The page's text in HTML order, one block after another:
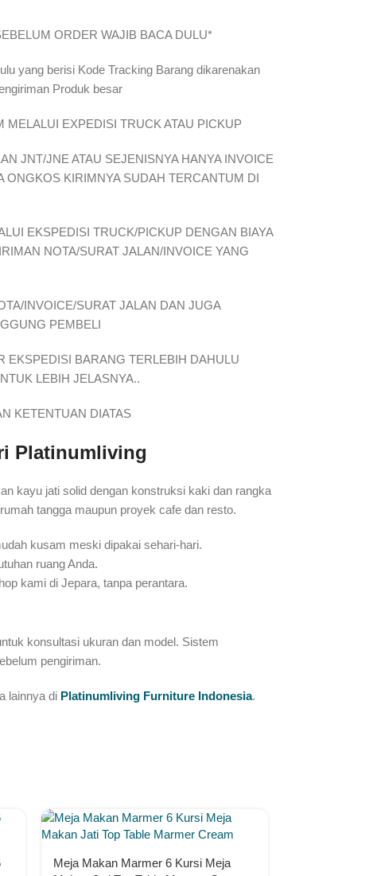
ORDER WAJIB BACA DULU*
yang berisi Kode Tracking Barang dikarenakan
Produk besar
EXPEDISI TRUCK ATAU PICKUP
JNT/JNE ATAU SEJENISNYA HANYA INVOICE
ONGKOS KIRIMNYA SUDAH TERCANTUM DI
EKSPEDISI TRUCK/PICKUP DENGAN BIAYA
NOTA/SURAT JALAN/INVOICE YANG
INVOICE/SURAT JALAN DAN JUGA
PEMBELI
EKSPEDISI BARANG TERLEBIH DAHULU
LEBIH JELASNYA..
KETENTUAN DIATAS
Platinumliving
kayu jati solid dengan konstruksi kaki dan rangka
tangga maupun proyek cafe dan resto.
kusam meski dipakai sehari-hari.
ruang Anda.
kami di Jepara, tanpa perantara.
konsultasi ukuran dan model. Sistem
pengiriman.
lainnya di Platinumliving Furniture Indonesia.
Meja Makan Marmer 6 Kursi Meja